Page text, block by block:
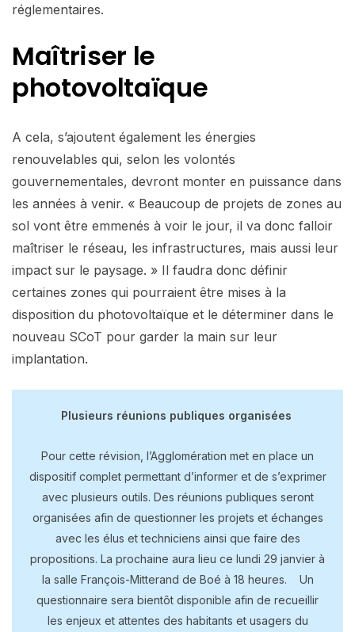
réglementaires.
Maîtriser le
photovoltaïque
A cela, s’ajoutent également les énergies
renouvelables qui, selon les volontés
gouvernementales, devront monter en puissance dans
les années à venir. « Beaucoup de projets de zones au
sol vont être emmenés à voir le jour, il va donc falloir
maîtriser le réseau, les infrastructures, mais aussi leur
impact sur le paysage. » Il faudra donc définir
certaines zones qui pourraient être mises à la
disposition du photovoltaïque et le déterminer dans le
nouveau SCoT pour garder la main sur leur
implantation.
Plusieurs réunions publiques organisées
Pour cette révision, l’Agglomération met en place un
dispositif complet permettant d’informer et de s’exprimer
avec plusieurs outils. Des réunions publiques seront
organisées afin de questionner les projets et échanges
avec les élus et techniciens ainsi que faire des
propositions. La prochaine aura lieu ce lundi 29 janvier à
la salle François-Mitterand de Boé à 18 heures. Un
questionnaire sera bientôt disponible afin de recueillir
les enjeux et attentes des habitants et usagers du